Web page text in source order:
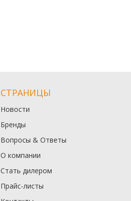
СТРАНИЦЫ
Новости
Бренды
Вопросы & Ответы
О компании
Стать дилером
Прайс-листы